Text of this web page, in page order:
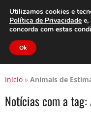
Clube do
Início » Animais de
Notícias com a tag:
Utilizamos cookies e
Política de Privacidade e,
concorda com estas
Ok